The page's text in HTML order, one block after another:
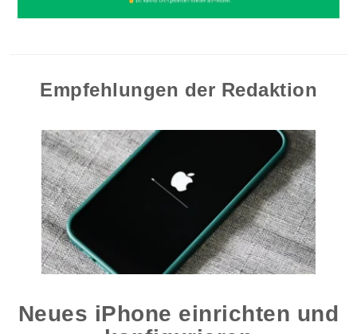
Empfehlungen der Redaktion
Neues iPhone einrichten und